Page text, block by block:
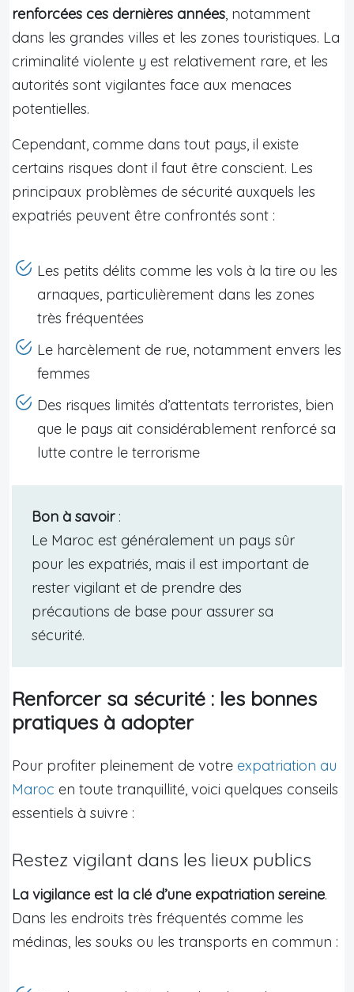
renforcées ces dernières années, notamment
dans les grandes villes et les zones touristiques. La
criminalité violente y est relativement rare, et les
autorités sont vigilantes face aux menaces
potentielles.
Cependant, comme dans tout pays, il existe
certains risques dont il faut être conscient. Les
principaux problèmes de sécurité auxquels les
expatriés peuvent être confrontés sont :
Les petits délits comme les vols à la tire ou les
arnaques, particulièrement dans les zones
très fréquentées
Le harcèlement de rue, notamment envers les
femmes
Des risques limités d’attentats terroristes, bien
que le pays ait considérablement renforcé sa
lutte contre le terrorisme
Bon à savoir:
Le Maroc est généralement un pays sûr
pour les expatriés, mais il est important de
rester vigilant et de prendre des
précautions de base pour assurer sa
sécurité.
Renforcer sa sécurité : les bonnes
pratiques à adopter
Pour profiter pleinement de votre expatriation au
Maroc en toute tranquillité, voici quelques conseils
essentiels à suivre :
Restez vigilant dans les lieux publics
La vigilance est la clé d’une expatriation sereine.
Dans les endroits très fréquentés comme les
médinas, les souks ou les transports en commun :